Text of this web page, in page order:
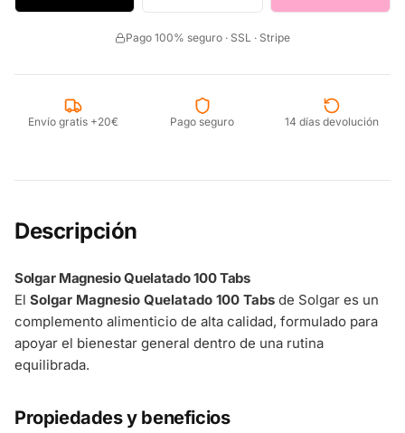
Pago 100% seguro · SSL · Stripe
Envío gratis +20€ Pago seguro 14 días devolución
Descripción
Solgar Magnesio Quelatado 100 Tabs
El Solgar Magnesio Quelatado 100 Tabs de Solgar es un
complemento alimenticio de alta calidad, formulado para
apoyar el bienestar general dentro de una rutina
equilibrada.
Propiedades y beneficios